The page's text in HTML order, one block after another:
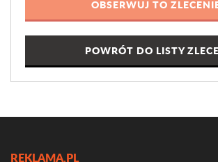
POWRÓT DO LISTY
REKLAMA.PL